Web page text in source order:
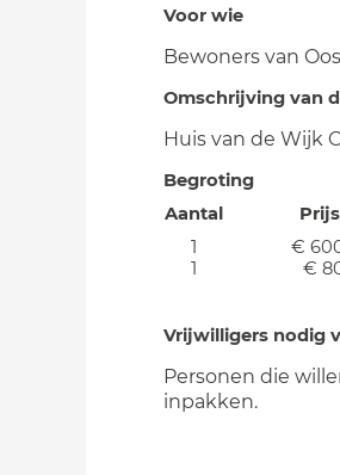
Voor wie
Bewoners van
Omschrijving van
Huis van de Wijk
Begroting
Aantal
1
€
1
€
Vrijwilligers nodig
Personen die
inpakken.